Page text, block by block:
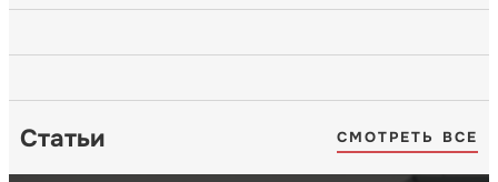
Статьи СМОТРЕТЬ ВСЕ